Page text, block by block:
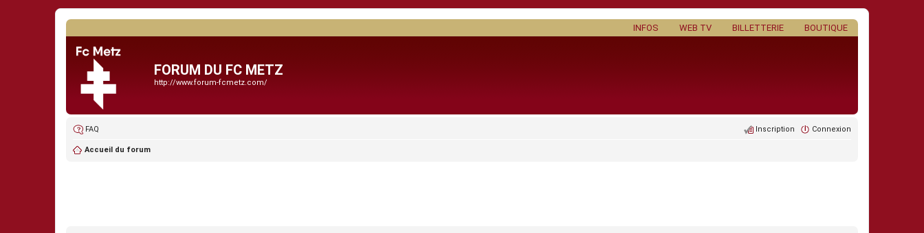
BOUTIQUE
BILLETTERIE
WEB TV
INFOS
FORUM DU FC METZ
http://www.forum-fcmetz.com/
FAQ Connexion
Inscription
Accueil du forum